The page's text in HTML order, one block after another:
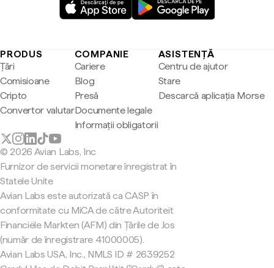
PRODUS
Țări
Comisioane
Cripto
Convertor valutar
COMPANIE
Cariere
Blog
Presă
Documente legale
Informații obligatorii
ASISTENȚĂ
Centru de ajutor
Stare
Descarcă aplicația Morse
© 2026 Avian Labs, Inc
Furnizor de servicii monetare înregistrat în
Statele Unite
Avian Labs este autorizată ca CASP în
conformitate cu MiCA de către Autoriteit
Financiële Markten (AFM) din Țările de Jos
(număr de înregistrare 41000005).
Avian Labs USA, Inc., NMLS ID # 2639252